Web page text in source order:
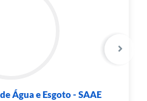
Água e Esgoto - SAAE